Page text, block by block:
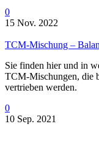
0
15 Nov. 2022
TCM-Mischung –
Sie finden hier und in
TCM-Mischungen, die
vertrieben werden.
0
10 Sep. 2021